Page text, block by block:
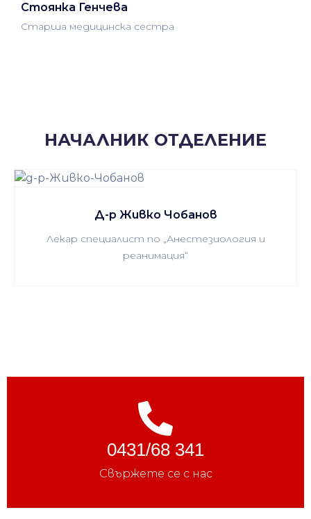
Стоянка Генчева
Старша медицинска сестра
НАЧАЛНИК ОТДЕЛЕНИЕ
Д-р Живко Чобанов
Лекар специалист по „Анестезиология и
реанимация“
0431/68 341
Свържете се с нас